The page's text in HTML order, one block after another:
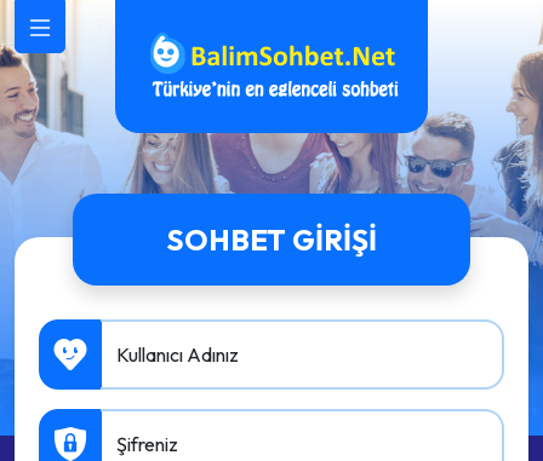
SOHBET GIRIŞI
Kullanıcı Adınız
Şifreniz